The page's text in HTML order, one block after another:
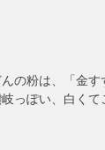
の粉は、「金
っぽい、白くて